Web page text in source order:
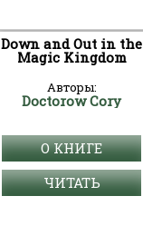
Down and Out in the
Magic Kingdom
Авторы:
Doctorow Cory
О КНИГЕ
ЧИТАТЬ